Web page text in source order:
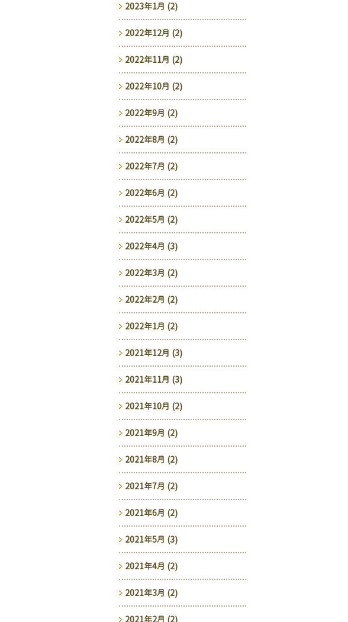
2023年1月 (2)
2022年12月 (2)
2022年11月 (2)
2022年10月 (2)
2022年9月 (2)
2022年8月 (2)
2022年7月 (2)
2022年6月 (2)
2022年5月 (2)
2022年4月 (3)
2022年3月 (2)
2022年2月 (2)
2022年1月 (2)
2021年12月 (3)
2021年11月 (3)
2021年10月 (2)
2021年9月 (2)
2021年8月 (2)
2021年7月 (2)
2021年6月 (2)
2021年5月 (3)
2021年4月 (2)
2021年3月 (2)
2021年2月 (2)